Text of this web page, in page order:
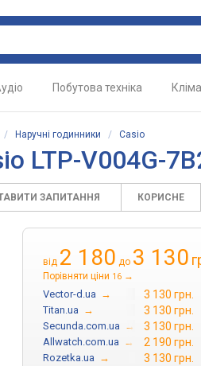
Побутова техніка
/ Наручні годинники / Casio
LTP-V004G-
ЗАПИТАННЯ КОРИСНЕ
від 2 180 до 3 130
Порівняти ціни 16 →
Vector-d.ua → 3 130 грн.
Titan.ua → 3 130 грн.
Secunda.com.ua → 3 130 грн.
Allwatch.com.ua → 2 190 грн.
Rozetka.ua → 3 130 грн.